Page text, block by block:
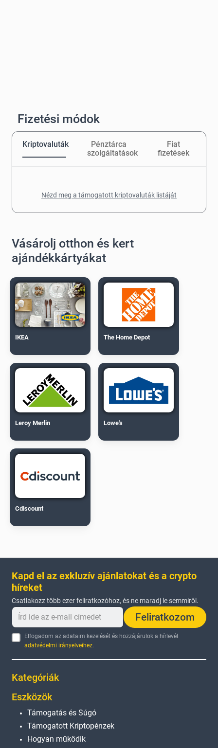
Fizetési módok
Kriptovaluták
Pénztárca
szolgáltatások
Fiat
fizetések
Nézd meg a támogatott kriptovaluták listáját
Vásárolj otthon és kert
ajándékkártyákat
IKEA The Home Depot
Leroy Merlin Lowe's
Cdiscount
Kapd el az exkluzív ajánlatokat és a crypto
híreket
Csatlakozz több ezer feliratkozóhoz, és ne maradj le semmiről.
Feliratkozom
Elfogadom az adataim kezelését és hozzájárulok a hírlevél
adatvédelmi irányelveihez.
Kategóriák
Eszközök
Támogatás és Súgó
Támogatott Kriptopénzek
Hogyan működik